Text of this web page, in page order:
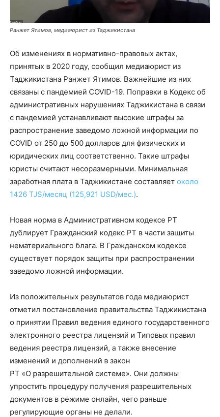
Ранжет Ятимов, медиаюрист из Таджикистана
Об изменениях в нормативно-правовых актах,
принятых в 2020 году, сообщил медиаюрист из
Таджикистана Ранжет Ятимов. Важнейшие из них
связаны с пандемией COVID-19. Поправки в Кодекс об
административных нарушениях Таджикистана в связи
с пандемией устанавливают высокие штрафы за
распространение заведомо ложной информации по
COVID от 250 до 500 долларов для физических и
юридических лиц соответственно. Такие штрафы
юристы считают несоразмерными. Минимальная
заработная плата в Таджикистане составляет около
1426 TJS/месяц (125,921 USD/мес.).
Новая норма в Административном кодексе РТ
дублирует Гражданский кодекс РТ в части защиты
нематериального блага. В Гражданском кодексе
существует порядок защиты при распространении
заведомо ложной информации.
Из положительных результатов года медиаюрист
отметил постановление правительства Таджикистана
о принятии Правил ведения единого государственного
электронного реестра лицензий и Типовых правил
ведения реестра лицензий, а также внесение
изменений и дополнений в закон
РТ «О разрешительной системе». Они должны
упростить процедуру получения разрешительных
документов в режиме онлайн, чего раньше
регулирующие органы не делали.